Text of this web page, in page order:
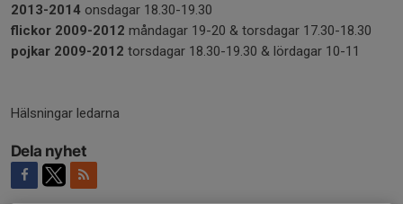
2013-2014 onsdagar 18.30-19.30
flickor 2009-2012 måndagar 19-20 & torsdagar 17.30-18.30
pojkar 2009-2012 torsdagar 18.30-19.30 & lördagar 10-11
Hälsningar ledarna
Dela nyhet